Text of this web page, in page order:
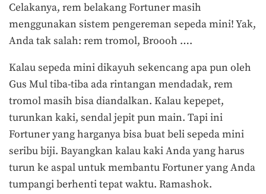
Celakanya, rem belakang Fortuner masih
menggunakan sistem pengereman sepeda mini! Yak,
Anda tak salah: rem tromol, Broooh ….
Kalau sepeda mini dikayuh sekencang apa pun oleh
Gus Mul tiba-tiba ada rintangan mendadak, rem
tromol masih bisa diandalkan. Kalau kepepet,
turunkan kaki, sendal jepit pun main. Tapi ini
Fortuner yang harganya bisa buat beli sepeda mini
seribu biji. Bayangkan kalau kaki Anda yang harus
turun ke aspal untuk membantu Fortuner yang Anda
tumpangi berhenti tepat waktu. Ramashok.